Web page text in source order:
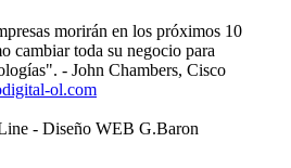
morirán en los próximos 10
cambiar toda su negocio para
- John Chambers, Cisco
ol.com
- Diseño WEB G.Baron